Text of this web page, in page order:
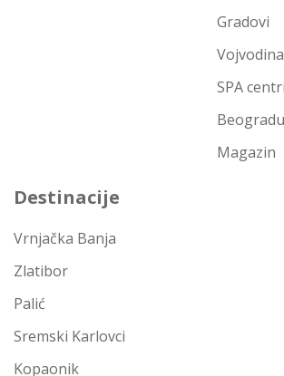
Gradovi
Vojvodina
SPA
Beogradu
Magazin
Destinacije
Vrnjačka Banja
Zlatibor
Palić
Sremski Karlovci
Kopaonik